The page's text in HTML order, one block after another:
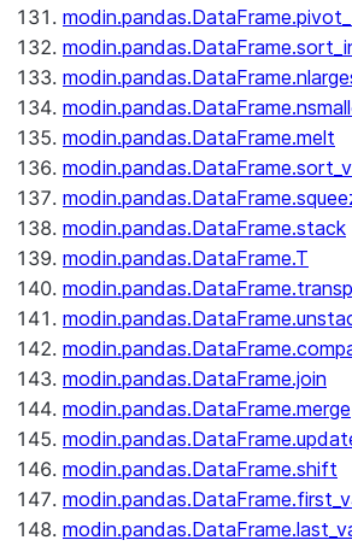
modin.pandas.DataFrame.melt
modin.pandas.DataFrame.stack
modin.pandas.DataFrame.T
modin.pandas.DataFrame.join
modin.pandas.DataFrame.merge
modin.pandas.DataFrame.shift